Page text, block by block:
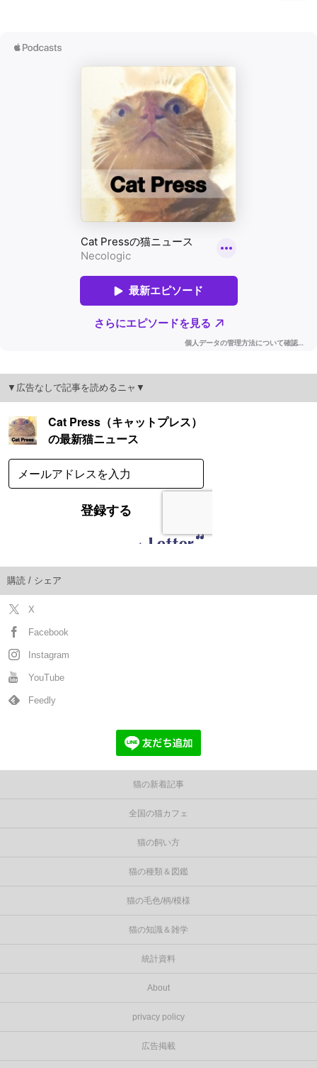
▼広告なしで記事を読めるニャ▼
購読 / シェア
X
Facebook
Instagram
YouTube
Feedly
猫の新着記事
全国の猫カフェ
猫の飼い方
猫の種類＆図鑑
猫の毛色/柄/模様
猫の知識＆雑学
統計資料
About
privacy policy
広告掲載